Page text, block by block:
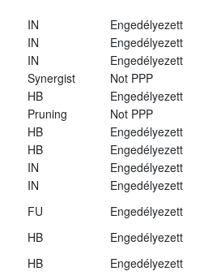
IN
Engedélyezett
IN
Engedélyezett
IN
Engedélyezett
Synergist
Not PPP
HB
Engedélyezett
Pruning
Not PPP
HB
Engedélyezett
HB
Engedélyezett
IN
Engedélyezett
IN
Engedélyezett
FU
Engedélyezett
HB
Engedélyezett
HB
Engedélyezett